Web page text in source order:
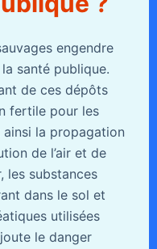
engendre
santé publique.
de ces dépôts
fertile pour les
la propagation
de l’air et de
les substances
dans le sol et
utilisées
le danger